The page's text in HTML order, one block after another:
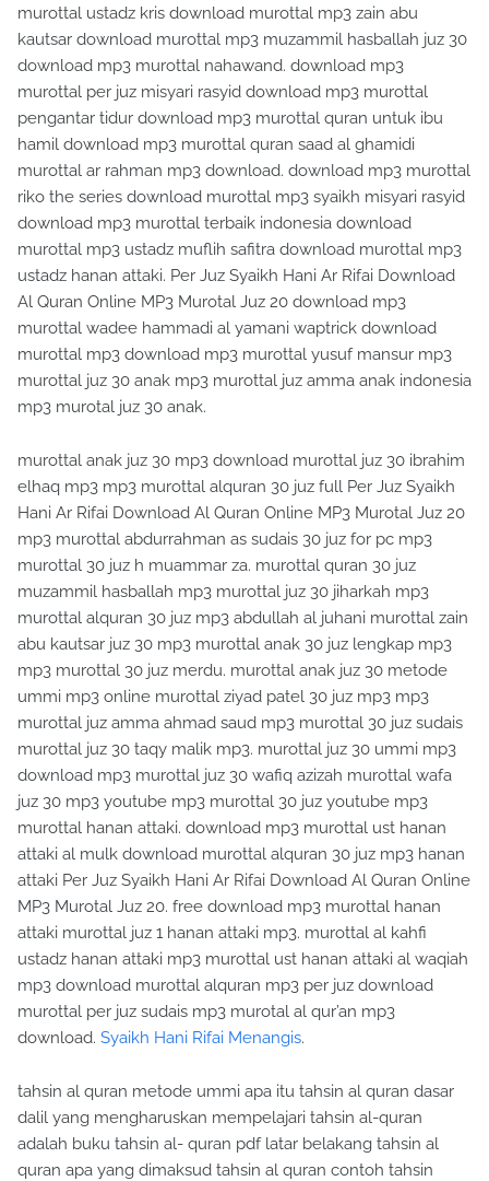
murottal ustadz kris download murottal mp3 zain abu
kautsar download murottal mp3 muzammil hasballah juz 30
download mp3 murottal nahawand. download mp3
murottal per juz misyari rasyid download mp3 murottal
pengantar tidur download mp3 murottal quran untuk ibu
hamil download mp3 murottal quran saad al ghamidi
murottal ar rahman mp3 download. download mp3 murottal
riko the series download murottal mp3 syaikh misyari rasyid
download mp3 murottal terbaik indonesia download
murottal mp3 ustadz muflih safitra download murottal mp3
ustadz hanan attaki. Per Juz Syaikh Hani Ar Rifai Download
Al Quran Online MP3 Murotal Juz 20 download mp3
murottal wadee hammadi al yamani waptrick download
murottal mp3 download mp3 murottal yusuf mansur mp3
murottal juz 30 anak mp3 murottal juz amma anak indonesia
mp3 murotal juz 30 anak.
murottal anak juz 30 mp3 download murottal juz 30 ibrahim
elhaq mp3 mp3 murottal alquran 30 juz full Per Juz Syaikh
Hani Ar Rifai Download Al Quran Online MP3 Murotal Juz 20
mp3 murottal abdurrahman as sudais 30 juz for pc mp3
murottal 30 juz h muammar za. murottal quran 30 juz
muzammil hasballah mp3 murottal juz 30 jiharkah mp3
murottal alquran 30 juz mp3 abdullah al juhani murottal zain
abu kautsar juz 30 mp3 murottal anak 30 juz lengkap mp3
mp3 murottal 30 juz merdu. murottal anak juz 30 metode
ummi mp3 online murottal ziyad patel 30 juz mp3 mp3
murottal juz amma ahmad saud mp3 murottal 30 juz sudais
murottal juz 30 taqy malik mp3. murottal juz 30 ummi mp3
download mp3 murottal juz 30 wafiq azizah murottal wafa
juz 30 mp3 youtube mp3 murottal 30 juz youtube mp3
murottal hanan attaki. download mp3 murottal ust hanan
attaki al mulk download murottal alquran 30 juz mp3 hanan
attaki Per Juz Syaikh Hani Ar Rifai Download Al Quran Online
MP3 Murotal Juz 20. free download mp3 murottal hanan
attaki murottal juz 1 hanan attaki mp3. murottal al kahfi
ustadz hanan attaki mp3 murottal ust hanan attaki al waqiah
mp3 download murottal alquran mp3 per juz download
murottal per juz sudais mp3 murotal al qur’an mp3
download. Syaikh Hani Rifai Menangis.
tahsin al quran metode ummi apa itu tahsin al quran dasar
dalil yang mengharuskan mempelajari tahsin al-quran
adalah buku tahsin al- quran pdf latar belakang tahsin al
quran apa yang dimaksud tahsin al quran contoh tahsin